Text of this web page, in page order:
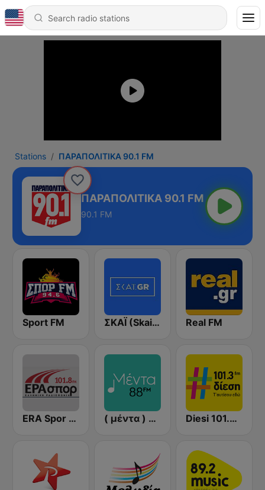
Stations ΠΑΡΑΠΟΛΙΤΙΚΑ 90.1 FM
ΠΑΡΑΠΟΛΙΤΙΚΑ 90.1 FM
90.1 FM
Sport FM ΣΚΑΪ (Skai Radio 100.3) Real FM
ERA Spor - ΕΡΑΣΠΟΡ ( μέντα ) Menta 88 FM Diesi 101.3 FM